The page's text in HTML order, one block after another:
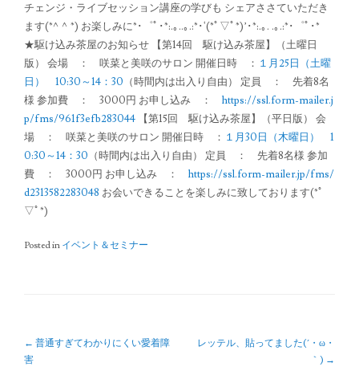
チェンジ・ライブセッション講座の学びも シェアささていただき
ます(*^^*) お楽しみに*･゜ﾟ･*:.｡..｡.:*･'(*ﾟ▽ﾟ*)’･*:.｡. .｡.:*･゜ﾟ･*
★駆け込み茶屋のお知らせ 【第14回 駆け込み茶屋】（土曜日
版） 会場 ： 咲菜と美咲のサロン 開催日時 ： １月25日（土曜
日） 10:30～14：30 （時間内は出入り自由） 定員 ： 先着8名
様 参加費 ： 3000円 お申し込み ： https://ssl.form-mailer.j
p/fms/961f3efb283044 【第15回 駆け込み茶屋】（平日版） 会
場 ： 咲菜と美咲のサロン 開催日時 ： １月30日（木曜日） 1
0:30～14：30 （時間内は出入り自由） 定員 ： 先着8名様 参加
費 ： 3000円 お申し込み ： https://ssl.form-mailer.jp/fms/
d2313582283048 お会いできることを楽しみに致しております(*ﾟ
▽ﾟ*)
Posted in イベント＆セミナー
P
← 普通すぎてわかりにくい愛着障
害
レッテル、貼ってました(´・ω・
｀) →